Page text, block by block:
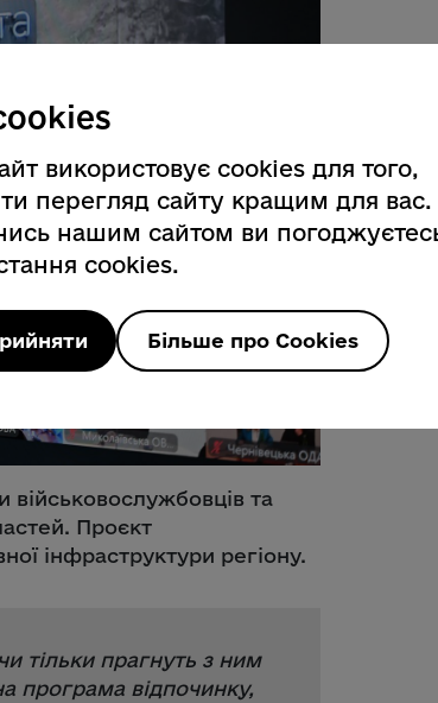
та
Проєкт
інфраструктури регіону.
тільки прагнуть з ним
програма відпочинку,
використовує cookies для того,
перегляд сайту кращим для вас.
нашим сайтом ви
cookies.
Більше про Cookies